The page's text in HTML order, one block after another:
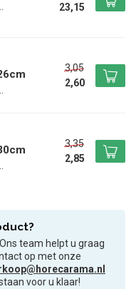
23,15
3,05
2,60
3,35
2,85
team helpt u graag
op met onze
voor u klaar!